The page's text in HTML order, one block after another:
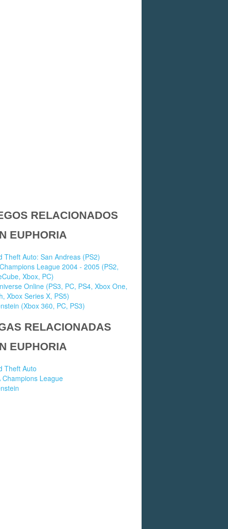
RELACIONADOS
EUPHORIA
Theft Auto: San Andreas (PS2)
League 2004 - 2005 (PS2,
Xbox, PC)
Online (PS3, PC, PS4, Xbox One,
Xbox Series X, PS5)
(Xbox 360, PC, PS3)
RELACIONADAS
EUPHORIA
Theft Auto
Champions League